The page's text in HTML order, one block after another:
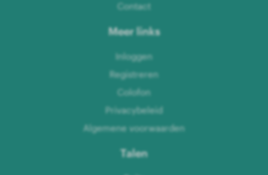
Contact
Meer links
Inloggen
Registreren
Colofon
Privacybeleid
Algemene voorwaarden
Talen